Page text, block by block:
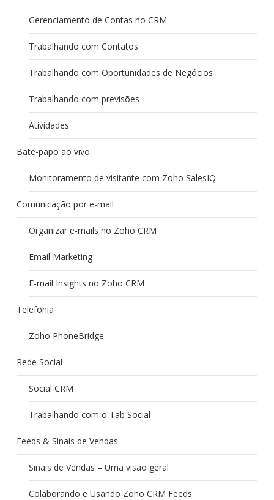
Gerenciamento de Contas no CRM
Trabalhando com Contatos
Trabalhando com Oportunidades de Negócios
Trabalhando com previsões
Atividades
Bate-papo ao vivo
Monitoramento de visitante com Zoho SalesIQ
Comunicação por e-mail
Organizar e-mails no Zoho CRM
Email Marketing
E-mail Insights no Zoho CRM
Telefonia
Zoho PhoneBridge
Rede Social
Social CRM
Trabalhando com o Tab Social
Feeds & Sinais de Vendas
Sinais de Vendas – Uma visão geral
Colaborando e Usando Zoho CRM Feeds